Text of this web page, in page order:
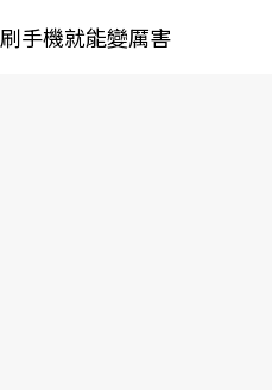
刷手機就能變厲害